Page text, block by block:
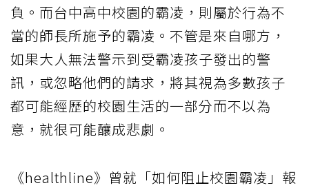
負。而台中高中校園的霸凌，則屬於行為不
當的師長所施予的霸凌。不管是來自哪方，
如果大人無法警示到受霸凌孩子發出的警
訊，或忽略他們的請求，將其視為多數孩子
都可能經歷的校園生活的一部分而不以為
意，就很可能釀成悲劇。
《healthline》曾就「如何阻止校園霸凌」報